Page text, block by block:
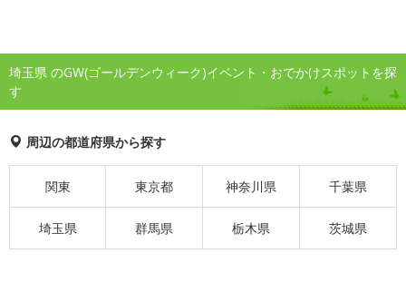
埼玉県 のGW(ゴールデンウィーク)イベント・おでかけスポットを探
す
周辺の都道府県から探す
関東 東京都 神奈川県 千葉県
埼玉県 群馬県 栃木県 茨城県